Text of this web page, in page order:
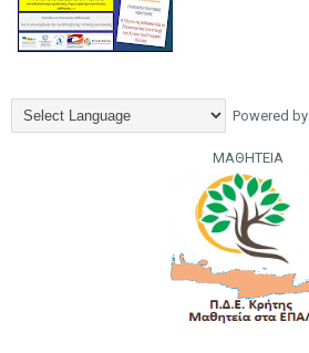
Powered by
ΜΑΘΗΤΕΙΑ